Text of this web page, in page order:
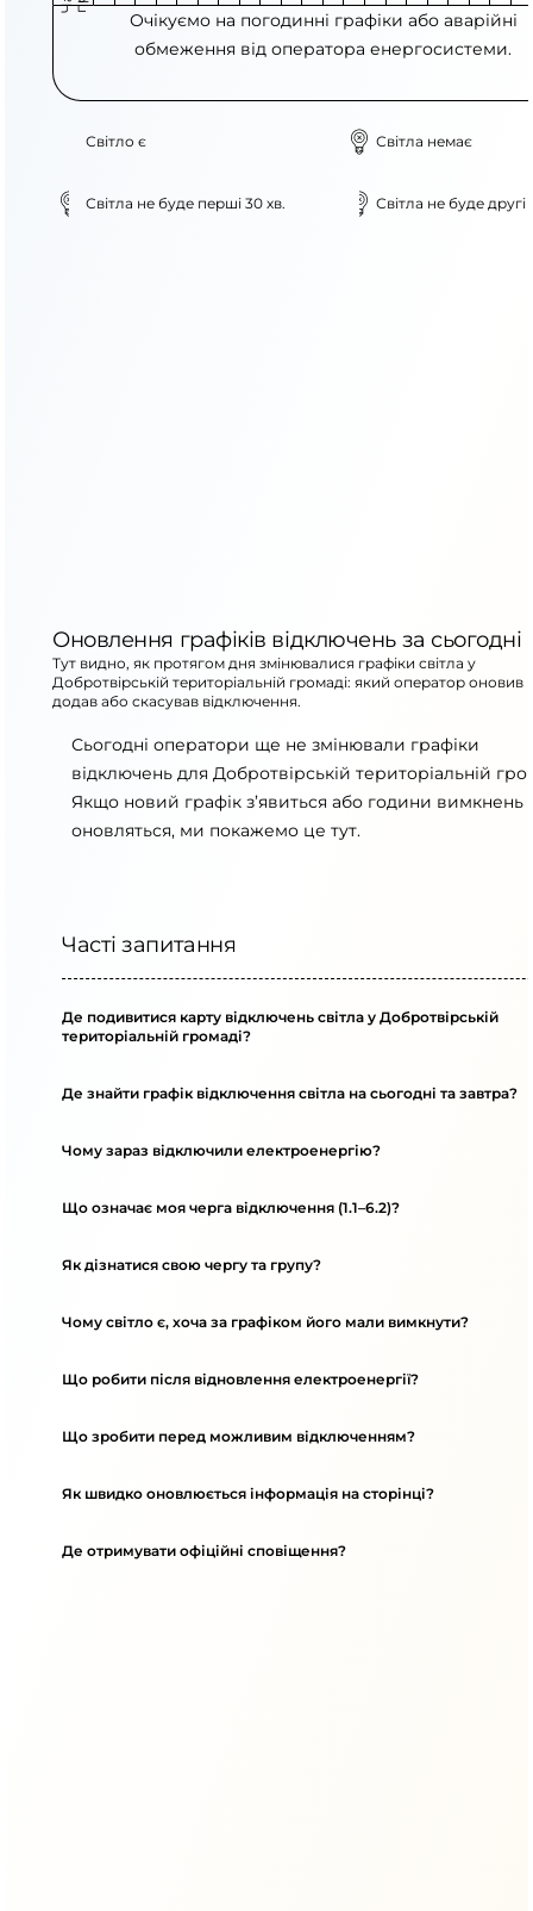
Очікуємо на погодинні графіки або аварійні
обмеження від оператора енергосистеми.
Світло є Світла немає
Світла не буде перші 30 хв. Світла не буде другі
Оновлення графіків відключень за сьогодні
Тут видно, як протягом дня змінювалися графіки світла у
Добротвірській територіальній громаді: який оператор оновив
додав або скасував відключення.
Сьогодні оператори ще не змінювали графіки
відключень для Добротвірській територіальній
Якщо новий графік з’явиться або години вимкнень
оновляться, ми покажемо це тут.
Часті запитання
Де подивитися карту відключень світла у Добротвірській
територіальній громаді?
Де знайти графік відключення світла на сьогодні та завтра?
Чому зараз відключили електроенергію?
Що означає моя черга відключення (1.1–6.2)?
Як дізнатися свою чергу та групу?
Чому світло є, хоча за графіком його мали вимкнути?
Що робити після відновлення електроенергії?
Що зробити перед можливим відключенням?
Як швидко оновлюється інформація на сторінці?
Де отримувати офіційні сповіщення?